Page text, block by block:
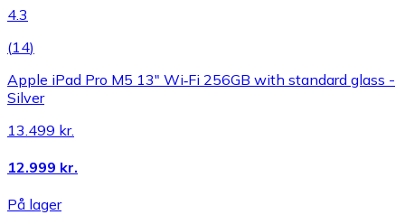
4.3
(14)
Apple iPad Pro M5 13" Wi‑Fi 256GB with standard glass -
Silver
13.499 kr.
12.999 kr.
På lager